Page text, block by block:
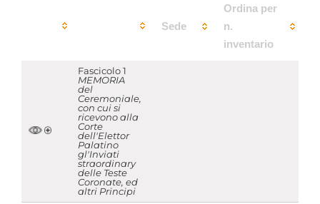
Sede
Ordina per
n.
inventario
Fascicolo 1
MEMORIA
del
Ceremoniale,
con cui si
ricevono alla
Corte
dell'Elettor
Palatino
gl'Inviati
straordinary
delle Teste
Coronate, ed
altri Principi